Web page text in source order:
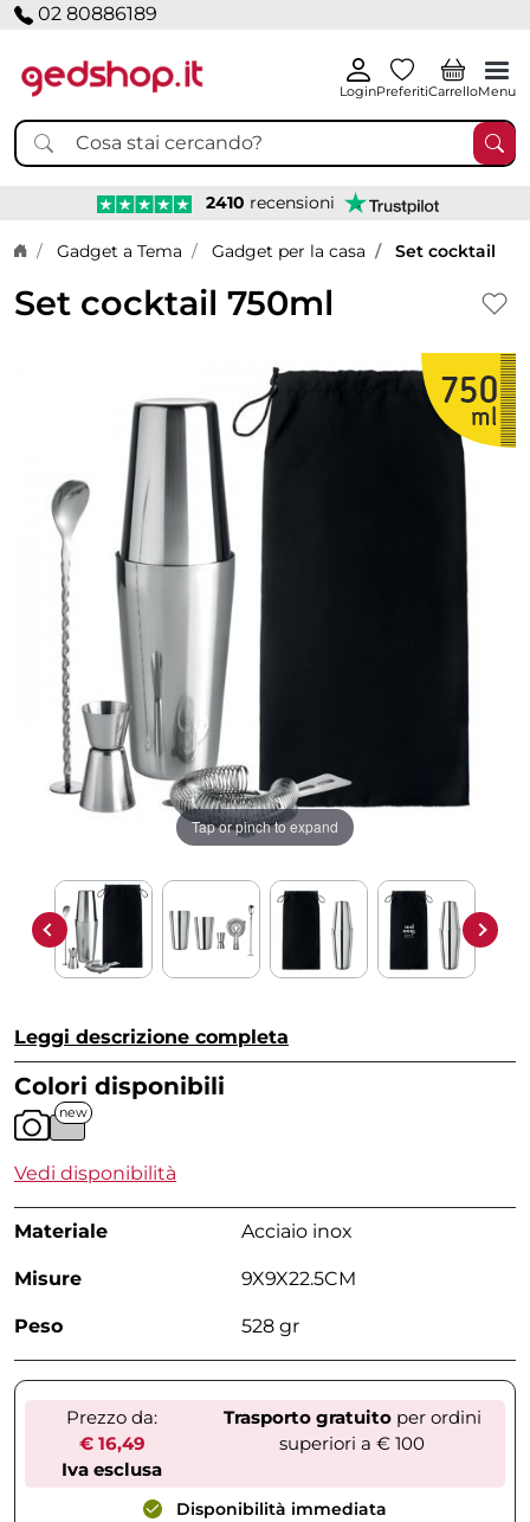
02 80886189
LoginPreferitiCarrelloMenu
2410 recensioni
Home page
Gadget a Tema Gadget per la casa Set cocktail
Set cocktail 750ml
Tap or pinch to expand
Leggi descrizione completa
Colori disponibili
new
Vedi disponibilità
Materiale Acciaio inox
Misure 9X9X22.5CM
Peso 528 gr
Prezzo da:
€ 16,49
Iva esclusa
Trasporto gratuitoper ordini
superiori a € 100
Disponibilità immediata